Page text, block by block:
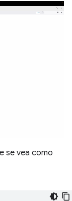
se vea como